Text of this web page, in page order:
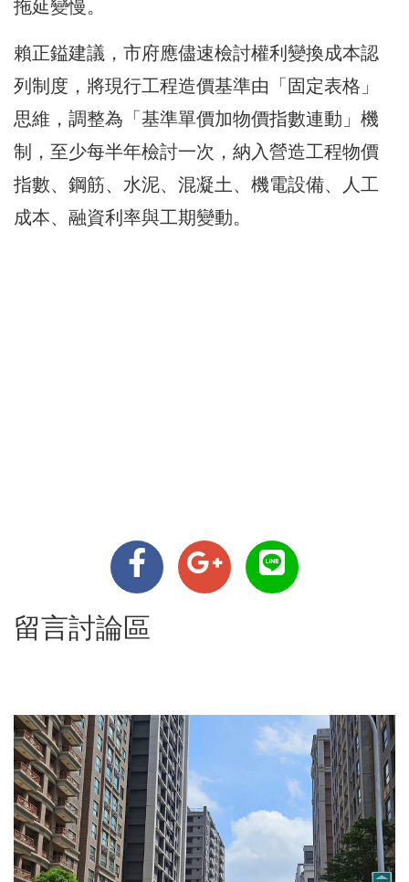
拖延變慢。
賴正鎰建議，市府應儘速檢討權利變換成本認
列制度，將現行工程造價基準由「固定表格」
思維，調整為「基準單價加物價指數連動」機
制，至少每半年檢討一次，納入營造工程物價
指數、鋼筋、水泥、混凝土、機電設備、人工
成本、融資利率與工期變動。
留言討論區